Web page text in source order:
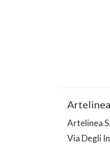
Artelinea
Artelinea
Via Degli